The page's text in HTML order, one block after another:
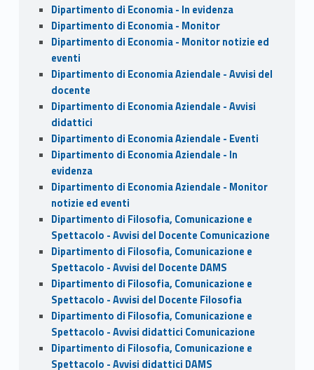
Dipartimento di Economia - In evidenza
Dipartimento di Economia - Monitor
Dipartimento di Economia - Monitor notizie ed
eventi
Dipartimento di Economia Aziendale - Avvisi del
docente
Dipartimento di Economia Aziendale - Avvisi
didattici
Dipartimento di Economia Aziendale - Eventi
Dipartimento di Economia Aziendale - In
evidenza
Dipartimento di Economia Aziendale - Monitor
notizie ed eventi
Dipartimento di Filosofia, Comunicazione e
Spettacolo - Avvisi del Docente Comunicazione
Dipartimento di Filosofia, Comunicazione e
Spettacolo - Avvisi del Docente DAMS
Dipartimento di Filosofia, Comunicazione e
Spettacolo - Avvisi del Docente Filosofia
Dipartimento di Filosofia, Comunicazione e
Spettacolo - Avvisi didattici Comunicazione
Dipartimento di Filosofia, Comunicazione e
Spettacolo - Avvisi didattici DAMS